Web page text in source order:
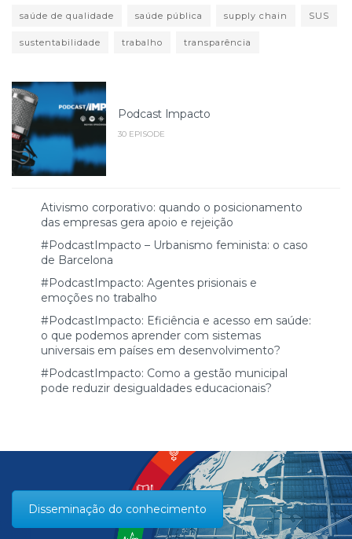
saúde de qualidade saúde pública supply chain SUS
sustentabilidade trabalho transparência
Podcast Impacto
30 EPISODE
Ativismo corporativo: quando o posicionamento
das empresas gera apoio e rejeição
#PodcastImpacto – Urbanismo feminista: o caso
de Barcelona
#PodcastImpacto: Agentes prisionais e
emoções no trabalho
#PodcastImpacto: Eficiência e acesso em saúde:
o que podemos aprender com sistemas
universais em países em desenvolvimento?
#PodcastImpacto: Como a gestão municipal
pode reduzir desigualdades educacionais?
Disseminação do conhecimento